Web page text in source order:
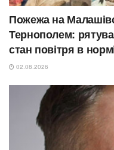
Пожежа на
Тернополем:
стан повітря в
02.08.2026